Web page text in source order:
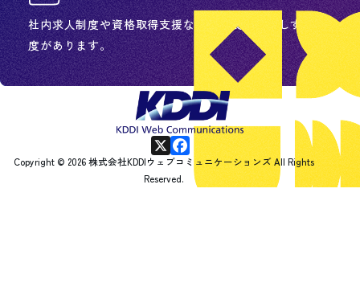
社内求人制度や資格取得支援など、成長を後押しする制
度があります。
X F
a
Copyright © 2026 株式会社KDDIウェブコミュニケーションズ All Rights
Reserved.